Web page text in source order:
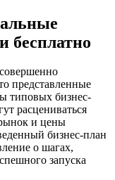
бесплатно
представленные
типовых бизнес-
расцениваться
и цены
бизнес-план
о шагах,
запуска